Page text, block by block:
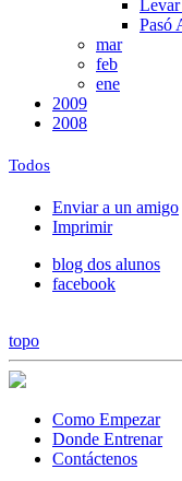
Levar
Pasó
mar
feb
ene
2009
2008
Todos
Enviar a un amigo
Imprimir
blog dos alunos
facebook
topo
Como Empezar
Donde Entrenar
Contáctenos